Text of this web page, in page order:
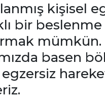
kişisel
bir
basen
egzersiz